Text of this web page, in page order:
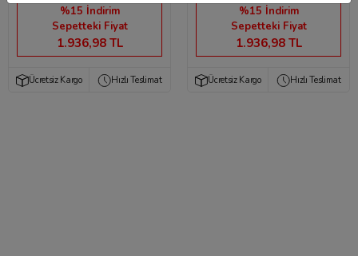
%15 İndirim
Sepetteki Fiyat
1.936,98 TL
Ücretsiz Kargo Hızlı Teslimat
%15 İndirim
Sepetteki Fiyat
1.936,98 TL
Ücretsiz Kargo Hızlı Teslimat